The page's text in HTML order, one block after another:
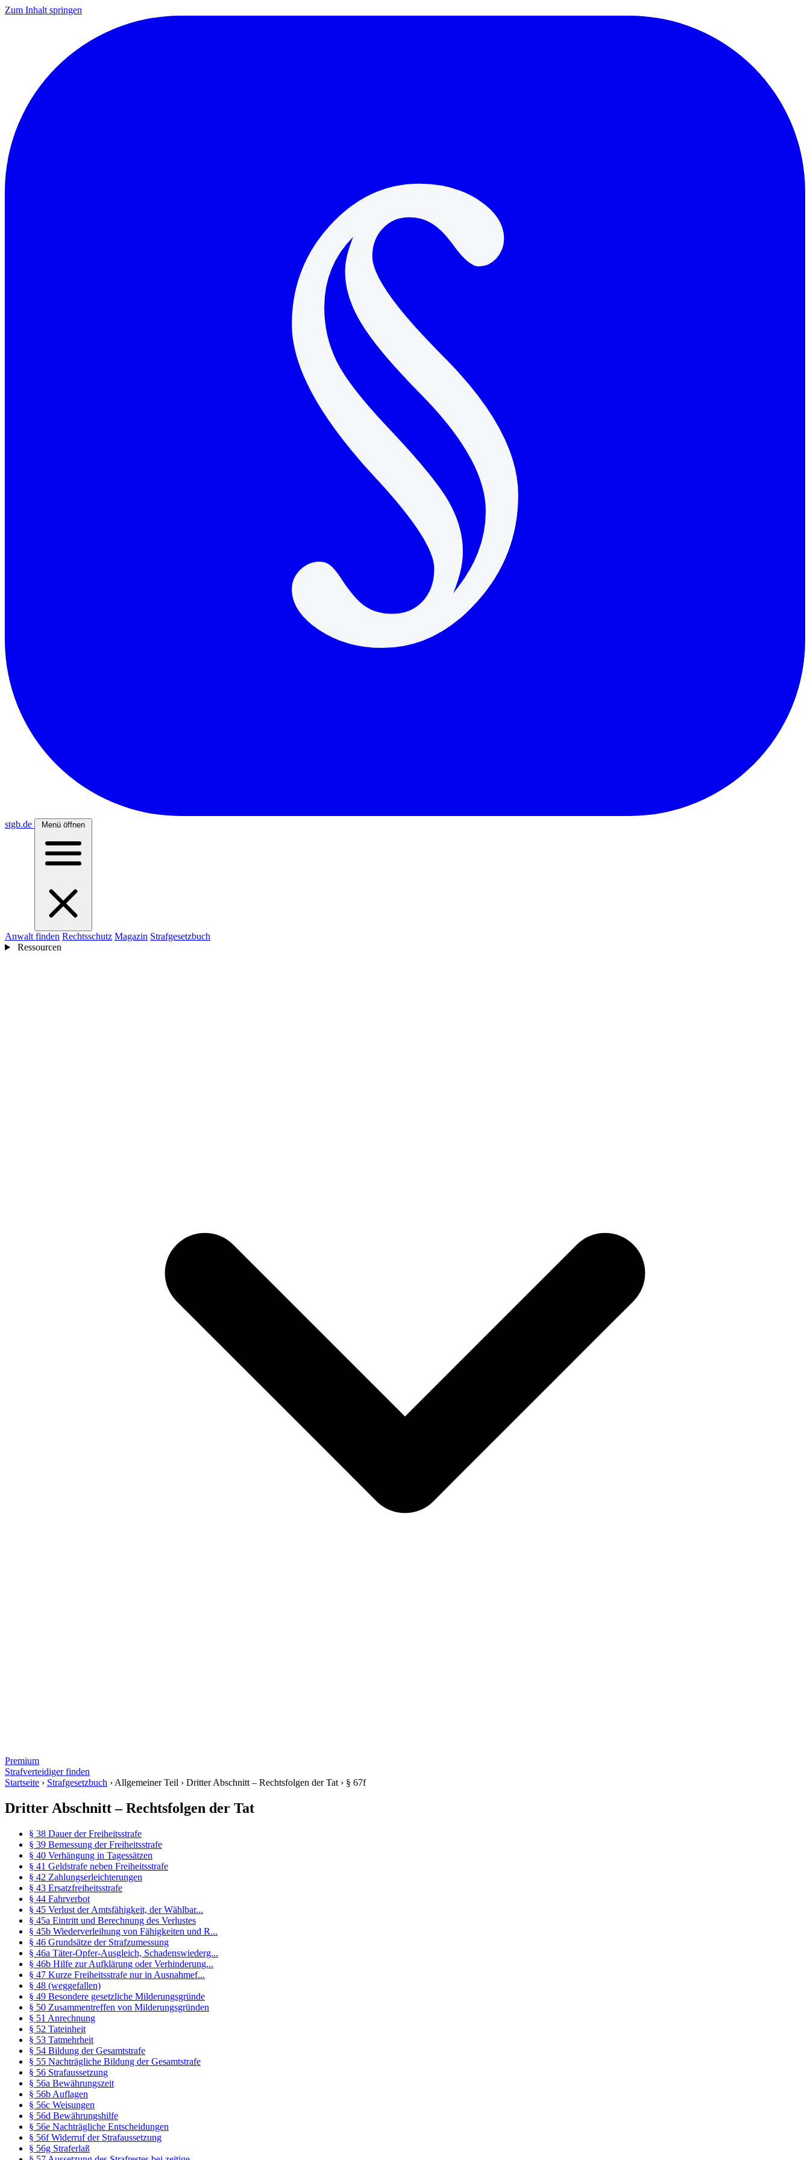
Zum Inhalt springen
stgb.de Menü öffnen
Anwalt finden Rechtsschutz Magazin Strafgesetzbuch
Ressourcen
Premium
Strafverteidiger finden
Startseite › Strafgesetzbuch › Allgemeiner Teil › Dritter Abschnitt – Rechtsfolgen der Tat › § 67f
Dritter Abschnitt – Rechtsfolgen der Tat
§ 38 Dauer der Freiheitsstrafe
§ 39 Bemessung der Freiheitsstrafe
§ 40 Verhängung in Tagessätzen
§ 41 Geldstrafe neben Freiheitsstrafe
§ 42 Zahlungserleichterungen
§ 43 Ersatzfreiheitsstrafe
§ 44 Fahrverbot
§ 45 Verlust der Amtsfähigkeit, der Wählbar...
§ 45a Eintritt und Berechnung des Verlustes
§ 45b Wiederverleihung von Fähigkeiten und R...
§ 46 Grundsätze der Strafzumessung
§ 46a Täter-Opfer-Ausgleich, Schadenswiederg...
§ 46b Hilfe zur Aufklärung oder Verhinderung...
§ 47 Kurze Freiheitsstrafe nur in Ausnahmef...
§ 48 (weggefallen)
§ 49 Besondere gesetzliche Milderungsgründe
§ 50 Zusammentreffen von Milderungsgründen
§ 51 Anrechnung
§ 52 Tateinheit
§ 53 Tatmehrheit
§ 54 Bildung der Gesamtstrafe
§ 55 Nachträgliche Bildung der Gesamtstrafe
§ 56 Strafaussetzung
§ 56a Bewährungszeit
§ 56b Auflagen
§ 56c Weisungen
§ 56d Bewährungshilfe
§ 56e Nachträgliche Entscheidungen
§ 56f Widerruf der Strafaussetzung
§ 56g Straferlaß